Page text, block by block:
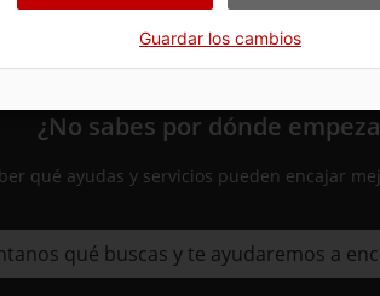
¿No sabes por dónde
qué ayudas y servicios pueden encajar
qué buscas y te ayudaremos a
Guardar los cambios